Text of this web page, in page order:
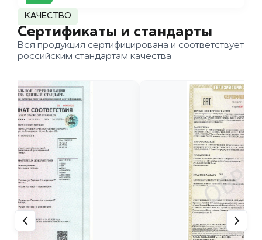
КАЧЕСТВО
Сертификаты и стандарты
Вся продукция сертифицирована и соответствует
российским стандартам качества